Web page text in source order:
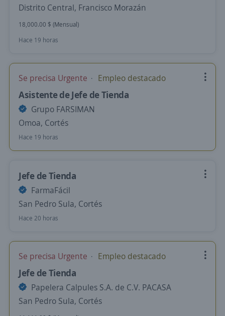
Distrito Central, Francisco Morazán
18,000.00 $ (Mensual)
Hace 19 horas
Se precisa Urgente Empleo destacado
Asistente de Jefe de Tienda
Grupo FARSIMAN
Omoa, Cortés
Hace 19 horas
Jefe de Tienda
FarmaFácil
San Pedro Sula, Cortés
Hace 20 horas
Se precisa Urgente Empleo destacado
Jefe de Tienda
Papelera Calpules S.A. de C.V. PACASA
San Pedro Sula, Cortés